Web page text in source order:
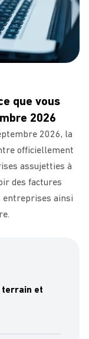
que vous
2026
2026, la
officiellement
assujetties à
des factures
entreprises ainsi
terrain et